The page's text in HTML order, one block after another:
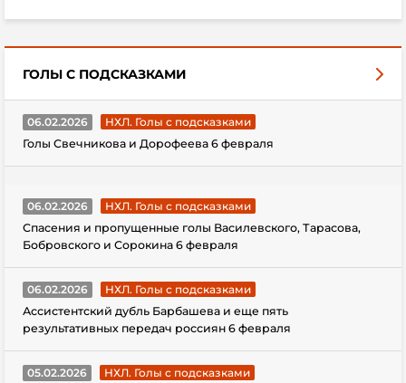
ГОЛЫ С ПОДСКАЗКАМИ
06.02.2026
НХЛ. Голы с подсказками
Голы Свечникова и Дорофеева 6 февраля
06.02.2026
НХЛ. Голы с подсказками
Спасения и пропущенные голы Василевского, Тарасова,
Бобровского и Сорокина 6 февраля
06.02.2026
НХЛ. Голы с подсказками
Ассистентский дубль Барбашева и еще пять
результативных передач россиян 6 февраля
05.02.2026
НХЛ. Голы с подсказками